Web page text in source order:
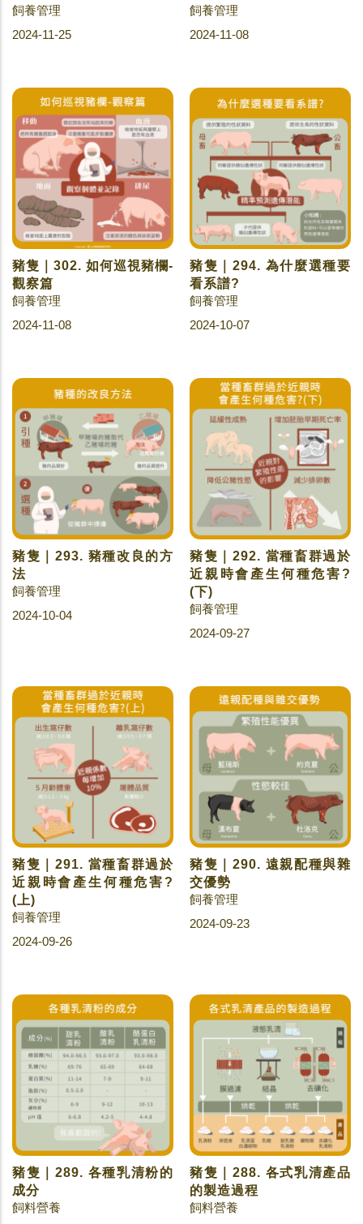
飼養管理
2024-11-25
飼養管理
2024-11-08
豬隻｜302. 如何巡視豬欄-
觀察篇
飼養管理
2024-11-08
豬隻｜294. 為什麼選種要
看系譜?
飼養管理
2024-10-07
豬隻｜293. 豬種改良的方
法
飼養管理
2024-10-04
豬隻｜292. 當種畜群過於
近親時會產生何種危害?
(下)
飼養管理
2024-09-27
豬隻｜291. 當種畜群過於
近親時會產生何種危害?
(上)
飼養管理
2024-09-26
豬隻｜290. 遠親配種與雜
交優勢
飼養管理
2024-09-23
豬隻｜289. 各種乳清粉的
成分
飼料營養
豬隻｜288. 各式乳清產品
的製造過程
飼料營養